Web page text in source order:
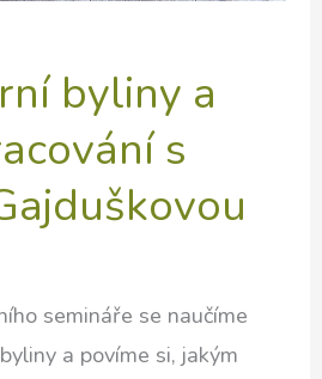
byliny a
s
semináře se naučíme
a povíme si, jakým